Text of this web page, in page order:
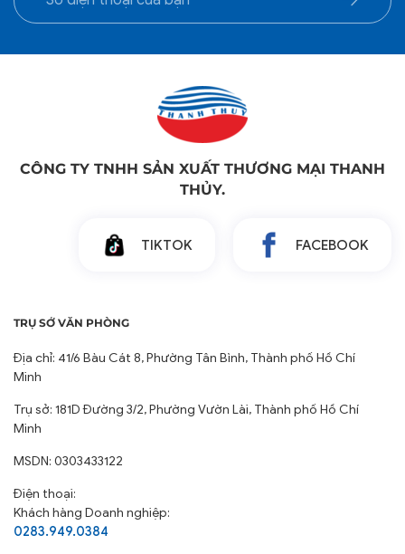
CÔNG TY TNHH SẢN XUẤT THƯƠNG MẠI THANH
THỦY.
TIKTOK FACEBOOK
TRỤ SỞ VĂN PHÒNG
Địa chỉ: 41/6 Bàu Cát 8, Phường Tân Bình, Thành phố Hồ Chí
Minh
Trụ sở: 181D Đường 3/2, Phường Vườn Lài, Thành phố Hồ Chí
Minh
MSDN: 0303433122
Điện thoại:
Khách hàng Doanh nghiệp:
0283.949.0384